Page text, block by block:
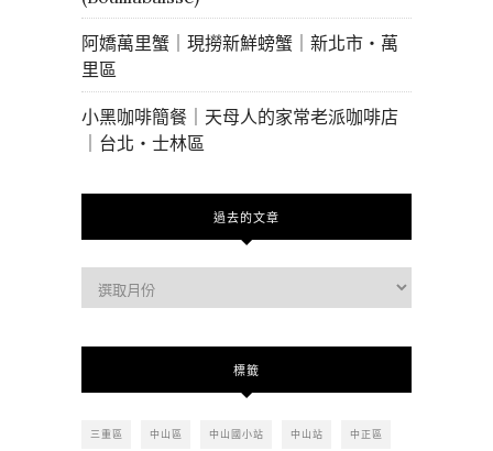
阿嬌萬里蟹｜現撈新鮮螃蟹｜新北市・萬
里區
小黑咖啡簡餐｜天母人的家常老派咖啡店
｜台北・士林區
過去的文章
去
標籤
三重區 中山區 中山國小站 中山站 中正區